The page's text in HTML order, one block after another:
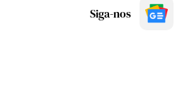
Siga-nos